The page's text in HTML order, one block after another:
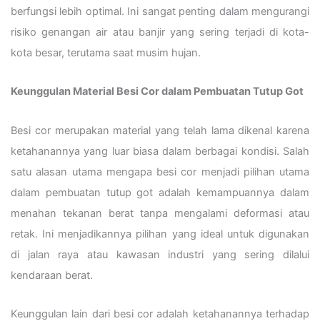
berfungsi lebih optimal. Ini sangat penting dalam mengurangi
risiko genangan air atau banjir yang sering terjadi di kota-
kota besar, terutama saat musim hujan.
Keunggulan Material Besi Cor dalam Pembuatan Tutup Got
Besi cor merupakan material yang telah lama dikenal karena
ketahanannya yang luar biasa dalam berbagai kondisi. Salah
satu alasan utama mengapa besi cor menjadi pilihan utama
dalam pembuatan tutup got adalah kemampuannya dalam
menahan tekanan berat tanpa mengalami deformasi atau
retak. Ini menjadikannya pilihan yang ideal untuk digunakan
di jalan raya atau kawasan industri yang sering dilalui
kendaraan berat.
Keunggulan lain dari besi cor adalah ketahanannya terhadap